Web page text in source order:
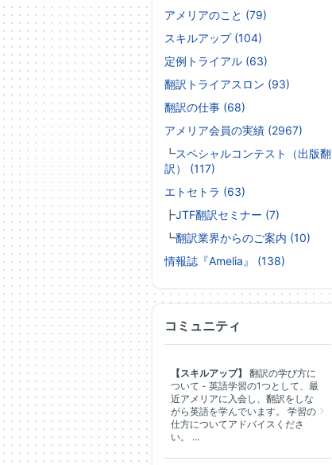
アメリアのこと (79)
スキルアップ (104)
定例トライアル (63)
翻訳トライアスロン (93)
翻訳の仕事 (68)
アメリア会員の実績 (2967)
┗スペシャルコンテスト（出版翻
訳） (117)
エトセトラ (63)
┣JTF翻訳セミナー (7)
┗翻訳業界からのご案内 (10)
情報誌『Amelia』 (138)
コミュニティ
【スキルアップ】
翻訳の学び方に
ついて - 英語学習の1つとして、最
近アメリアに入会し、翻訳をしな
がら英語を学んでいます。 学習の
仕方についてアドバイスくださ
い。 ...